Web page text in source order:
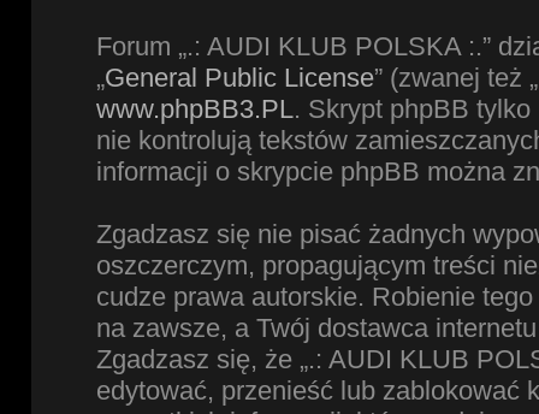
Forum „.: AUDI KLUB POLSKA :.”
„General Public License” (zwanej też
www.phpBB3.PL. Skrypt phpBB tylko
nie kontrolują tekstów
informacji o skrypcie phpBB można
Zgadzasz się nie pisać żadnych
oszczerczym, propagującym treści
cudze prawa autorskie. Robienie
na zawsze, a Twój dostawca
Zgadzasz się, że „.: AUDI KLUB
edytować, przenieść lub zablokować